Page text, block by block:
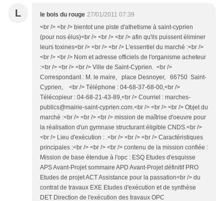
L le bois du rouge 27/01/2011 07:39
<br /> <br /> bientot une piste d'athetisme à saint-cyprien
(pour nos élus)<br /> <br /> <br /> afin qu'ils puissent éliminer
leurs toxines<br /> <br /> <br /> L'essentiel du marché :<br />
<br /> <br /> Nom et adresse officiels de l'organisme acheteur
:<br /> <br /> <br /> Ville de Saint-Cyprien. <br />
Correspondant : M. le maire, place Desnoyer, 66750 Saint-
Cyprien, <br /> Téléphone : 04-68-37-68-00,<br />
Télécopieur : 04-68-21-43-89,<br /> Courriel : marches-
publics@mairie-saint-cyprien.com.<br /> <br /> <br /> Objet du
marché :<br /> <br /> <br /> mission de maîtrise d'oeuvre pour
la réalisation d'un gymnase structurant éligible CNDS.<br />
<br /> Lieu d'exécution : .<br /> <br /> <br /> Caractéristiques
principales :<br /> <br /> <br /> contenu de la mission confiée :
Mission de base étendue à l'opc : ESQ Etudes d'esquisse
APS Avant-Projet sommaire APD Avant-Projet définitif PRO
Etudes de projet ACT Assistance pour la passation<br /> du
contrat de travaux EXE Etudes d'exécution et de synthèse
DET Direction de l'exécution des travaux OPC